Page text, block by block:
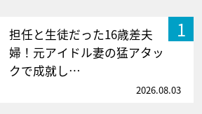
1
担任と生徒だった16歳差夫
婦！元アイドル妻の猛アタッ
クで成就し…
2026.08.03